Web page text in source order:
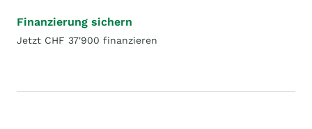
Finanzierung sichern
Jetzt CHF 37'900 finanzieren